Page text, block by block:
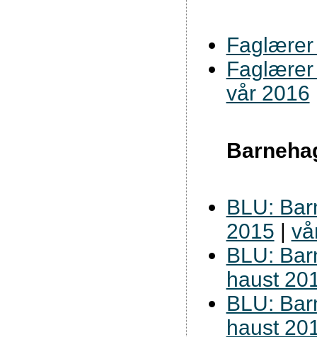
Faglærer
Faglærer
vår 2016
BLU:
2015
BLU:
haust
BLU:
haust